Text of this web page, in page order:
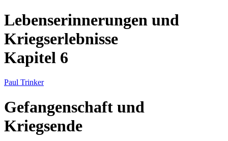
Lebenserinnerungen und
Kriegserlebnisse
Kapitel 6
Paul Trinker
Gefangenschaft und
Kriegsende